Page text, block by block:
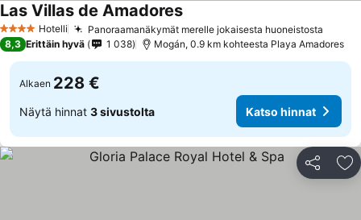
4 Tähtiluokitus
Hotelli Panoraamanäkymät merelle jokaisesta huoneistosta
Las Villas de Amadores
8,3 Erittäin hyvä 1 038 Mogán, 0.9 km kohteesta Playa Amadores
Alkaen 228 €
Näytä hinnat 3 sivustolta Katso hinnat
Jaa